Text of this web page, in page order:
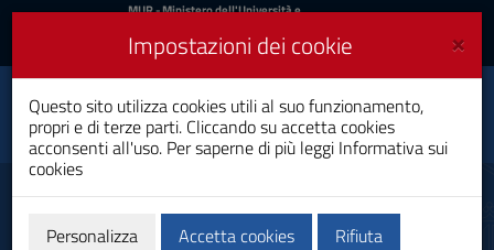
Vai
al
MIUR
Accedi
MUR- Ministero dell'Università e
Accedi UniCA News
Toggle
navigation
Università degli
Studi di Cagliari
Bandi di concorso
×
Impostazioni dei cookie
Questo sito utilizza cookies utili al suo funzionamento,
propri e di terze parti. Cliccando su accetta cookies
acconsenti all'uso. Per saperne di più leggi Informativa sui
cookies
Personalizza Accetta cookies Rifiuta